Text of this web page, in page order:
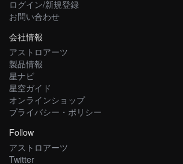
ログイン/新規登録
お問い合わせ
会社情報
アストロアーツ
製品情報
星ナビ
星空ガイド
オンラインショップ
プライバシー・ポリシー
Follow
アストロアーツ
Twitter